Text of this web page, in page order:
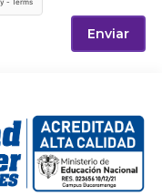
Enviar